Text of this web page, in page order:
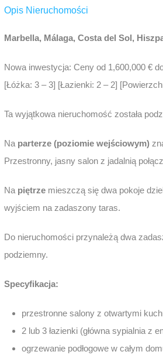
Opis Nieruchomości
Marbella, Málaga, Costa del Sol,
Nowa inwestycja: Ceny od 1,600,000 €
[Łóżka: 3 – 3] [Łazienki: 2 – 2]
Ta wyjątkowa nieruchomość została
Na parterze (poziomie wejściowym)
Przestronny, jasny salon z jadalnią
Na piętrze mieszczą się dwa pokoje
wyjściem na zadaszony taras.
Do nieruchomości przynależą dwa
podziemny.
Specyfikacja:
przestronne salony z otwartymi
2 lub 3 łazienki (główna sypialnia z
ogrzewanie podłogowe w całym